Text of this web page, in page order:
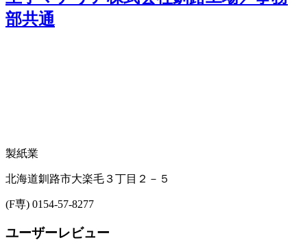
部共通
製紙業
北海道釧路市大楽毛３丁目２－５
(F専) 0154-57-8277
ユーザーレビュー